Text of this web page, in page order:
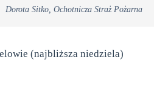
Dorota Sitko, Ochotnicza Straż Pożarna
(najbliższa niedziela)